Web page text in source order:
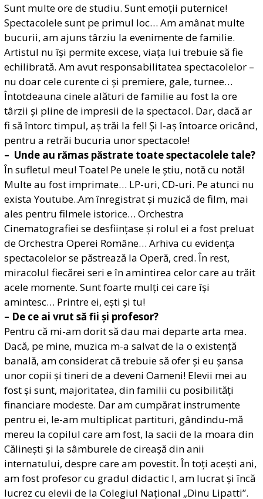
Sunt multe ore de studiu. Sunt emoții puternice!
Spectacolele sunt pe primul loc… Am amânat multe
bucurii, am ajuns târziu la evenimente de familie.
Artistul nu își permite excese, viața lui trebuie să fie
echilibrată. Am avut responsabilitatea spectacolelor –
nu doar cele curente ci și premiere, gale, turnee…
Întotdeauna cinele alături de familie au fost la ore
târzii și pline de impresii de la spectacol. Dar, dacă ar
fi să întorc timpul, aș trăi la fel! Și l-aș întoarce oricând,
pentru a retrăi bucuria unor spectacole!
– Unde au rămas păstrate toate spectacolele tale?
În sufletul meu! Toate! Pe unele le știu, notă cu notă!
Multe au fost imprimate… LP-uri, CD-uri. Pe atunci nu
exista Youtube..Am înregistrat și muzică de film, mai
ales pentru filmele istorice… Orchestra
Cinematografiei se desființase și rolul ei a fost preluat
de Orchestra Operei Române… Arhiva cu evidența
spectacolelor se păstrează la Operă, cred. În rest,
miracolul fiecărei seri e în amintirea celor care au trăit
acele momente. Sunt foarte mulți cei care își
amintesc… Printre ei, ești și tu!
– De ce ai vrut să fii și profesor?
Pentru că mi-am dorit să dau mai departe arta mea.
Dacă, pe mine, muzica m-a salvat de la o existență
banală, am considerat că trebuie să ofer și eu șansa
unor copii și tineri de a deveni Oameni! Elevii mei au
fost și sunt, majoritatea, din familii cu posibilități
financiare modeste. Dar am cumpărat instrumente
pentru ei, le-am multiplicat partituri, gândindu-mă
mereu la copilul care am fost, la sacii de la moara din
Călinești și la sâmburele de cireașă din anii
internatului, despre care am povestit. În toți acești ani,
am fost profesor cu gradul didactic I, am lucrat și încă
lucrez cu elevii de la Colegiul Național „Dinu Lipatti”.